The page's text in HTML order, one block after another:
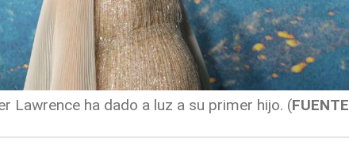
Lawrence ha dado a luz a su primer hijo. (FUENTE